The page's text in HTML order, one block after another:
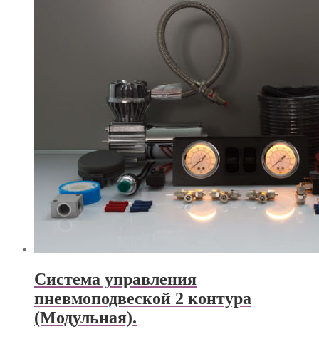
Система управления
пневмоподвеской 2 контура
(Модульная).